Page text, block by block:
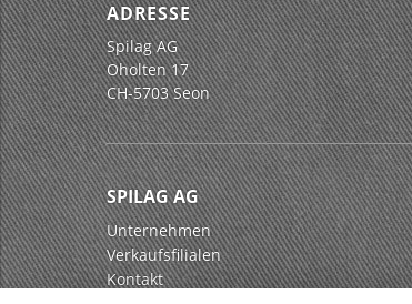
ADRESSE
Spilag AG
Oholten 17
CH-5703 Seon
SPILAG AG
Unternehmen
Verkaufsfilialen
Kontakt